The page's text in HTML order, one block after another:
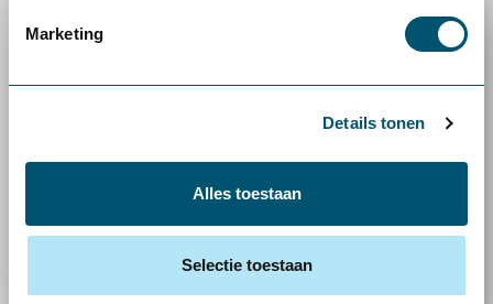
Marketing
Details tonen
Alles toestaan
Selectie toestaan